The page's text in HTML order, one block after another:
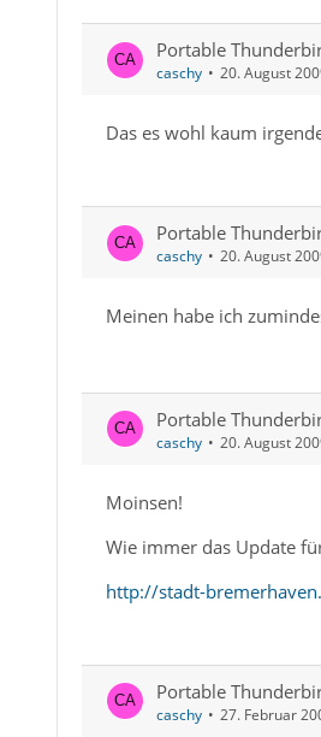
Portable
caschy 20. August
Das es wohl kaum
Portable
caschy 20. August
Meinen habe ich
Portable
caschy 20. August
Moinsen!
Wie immer das Update
http://stadt-
Portable
caschy 27. Februar